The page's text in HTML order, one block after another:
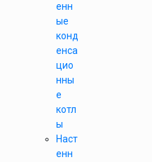
енн
ые
конд
енса
цио
нны
е
котл
ы
Наст
енн